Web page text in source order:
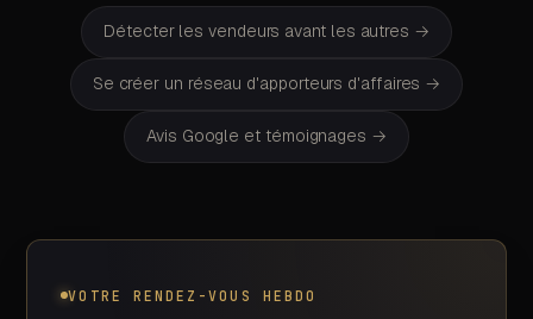
Détecter les vendeurs avant les autres →
Se créer un réseau d'apporteurs d'affaires →
Avis Google et témoignages →
VOTRE RENDEZ-VOUS HEBDO